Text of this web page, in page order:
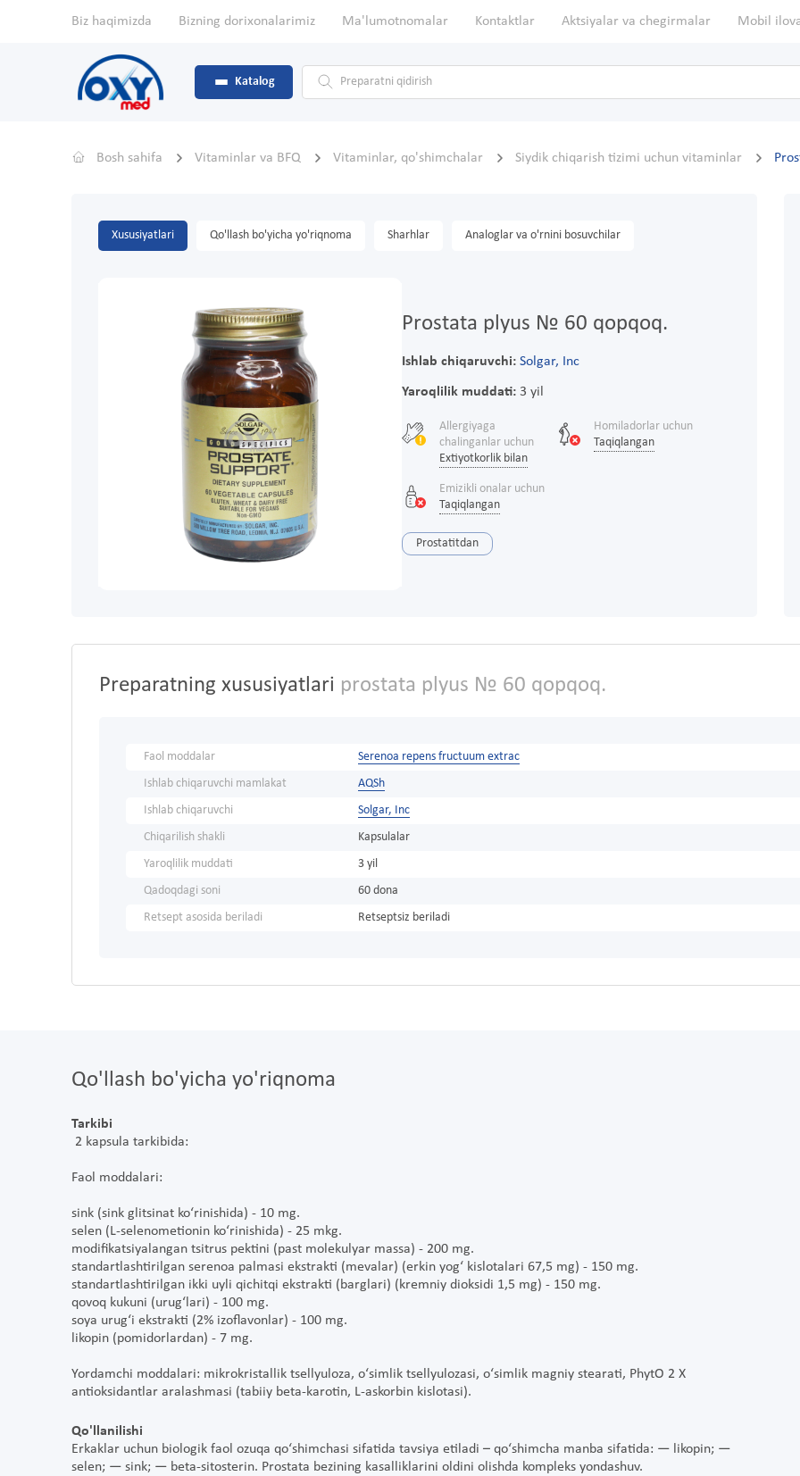
Biz haqimizda Bizning dorixonalarimiz Ma'lumotnomalar Kontaktlar Aktsiyalar va chegirmalar Mobil
Katalog
Bosh sahifa Vitaminlar va BFQ Vitaminlar, qo'shimchalar Siydik chiqarish tizimi uchun vitaminlar
Xususiyatlari Qo'llash bo'yicha yo'riqnoma Sharhlar Analoglar va o'rnini bosuvchilar
Prostata plyus № 60 qopqoq.
Ishlab chiqaruvchi: Solgar, Inc
Yaroqlilik muddati:3 yil
Allergiyaga
chalinganlar uchun
Extiyotkorlik bilan
Homiladorlar uchun
Taqiqlangan
Emizikli onalar uchun
Taqiqlangan
Prostatitdan
Preparatning xususiyatlari prostata plyus № 60 qopqoq.
Faol moddalar
Serenoa repens fructuum extrac
Ishlab chiqaruvchi mamlakat
AQSh
Ishlab chiqaruvchi
Solgar, Inc
Chiqarilish shakli
Kapsulalar
Yaroqlilik muddati
3 yil
Qadoqdagi soni
60 dona
Retsept asosida beriladi
Retseptsiz beriladi
Qo'llash bo'yicha yo'riqnoma
Tarkibi
2 kapsula tarkibida:
Faol moddalari:
sink (sink glitsinat ko‘rinishida) - 10 mg.
selen (L-selenometionin ko‘rinishida) - 25 mkg.
modifikatsiyalangan tsitrus pektini (past molekulyar massa) - 200 mg.
standartlashtirilgan serenoa palmasi ekstrakti (mevalar) (erkin yog‘ kislotalari 67,5 mg) - 150 mg.
standartlashtirilgan ikki uyli qichitqi ekstrakti (barglari) (kremniy dioksidi 1,5 mg) - 150 mg.
qovoq kukuni (urug‘lari) - 100 mg.
soya urug‘i ekstrakti (2% izoflavonlar) - 100 mg.
likopin (pomidorlardan) - 7 mg.
Yordamchi moddalari: mikrokristallik tsellyuloza, o‘simlik tsellyulozasi, o‘simlik magniy stearati, PhytO 2 X
antioksidantlar aralashmasi (tabiiy beta-karotin, L-askorbin kislotasi).
Qo'llanilishi
Erkaklar uchun biologik faol ozuqa qo‘shimchasi sifatida tavsiya etiladi – qo‘shimcha manba sifatida: — likopin; —
selen; — sink; — beta-sitosterin. Prostata bezining kasalliklarini oldini olishda kompleks yondashuv.